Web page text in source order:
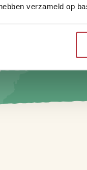
verzameld op
op